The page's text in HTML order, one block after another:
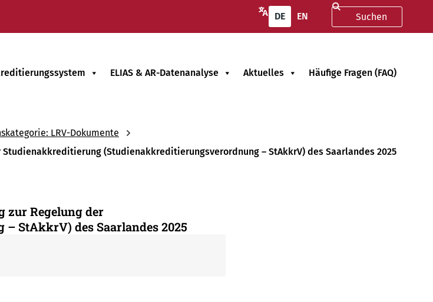
DE EN
ELIAS & AR-Datenanalyse Aktuelles Häufige Fragen (FAQ)
LRV-Dokumente
(Studienakkreditierungsverordnung – StAkkrV) des Saarlandes 2025
zur Regelung der
StAkkrV) des Saarlandes 2025